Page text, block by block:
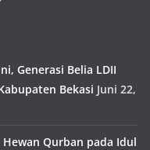
Generasi Belia LDII
Bekasi Juni 22,
Qurban pada Idul